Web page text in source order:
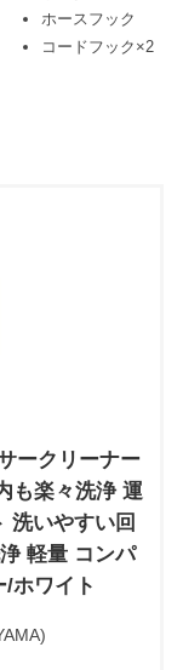
ホースフック
コードフック×2
ークリーナー
も楽々洗浄 運
洗いやすい回
軽量 コンパ
ホワイト